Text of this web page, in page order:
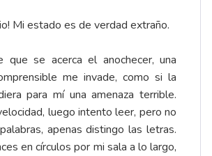
Mi estado es de verdad extraño.
que se acerca el anochecer, una
me invade, como si la
para mí una amenaza terrible.
luego intento leer, pero no
apenas distingo las letras.
en círculos por mi sala a lo largo,